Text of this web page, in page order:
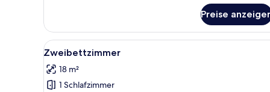
Preise
Alle
Fotos
für
Zweibettzimmer
Ein Hotelzimmer mit zwei
3
Zweibettzimmer
18 m²
1 Schlafzimmer